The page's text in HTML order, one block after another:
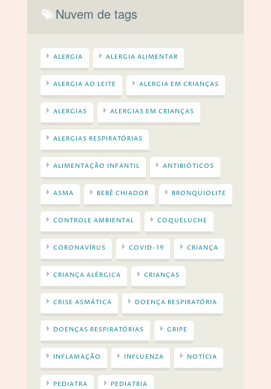
Nuvem de tags
ALERGIA ALERGIA ALIMENTAR
ALERGIA AO LEITE ALERGIA EM CRIANÇAS
ALERGIAS ALERGIAS EM CRIANÇAS
ALERGIAS RESPIRATÓRIAS
ALIMENTAÇÃO INFANTIL ANTIBIÓTICOS
ASMA BEBÊ CHIADOR BRONQUIOLITE
CONTROLE AMBIENTAL COQUELUCHE
CORONAVÍRUS COVID-19 CRIANÇA
CRIANÇA ALÉRGICA CRIANÇAS
CRISE ASMÁTICA DOENÇA RESPIRATÓRIA
DOENÇAS RESPIRATÓRIAS GRIPE
INFLAMAÇÃO INFLUENZA NOTÍCIA
PEDIATRA PEDIATRIA